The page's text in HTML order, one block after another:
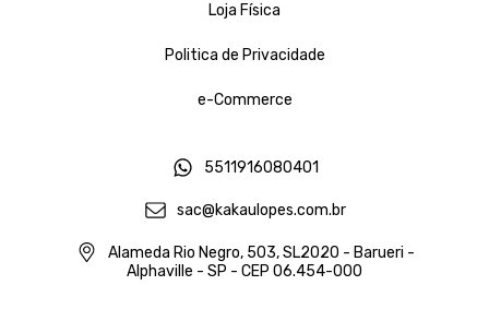
Loja Física
Politica de Privacidade
e-Commerce
5511916080401
sac@kakaulopes.com.br
Alameda Rio Negro, 503, SL2020 - Barueri -
Alphaville - SP - CEP 06.454-000